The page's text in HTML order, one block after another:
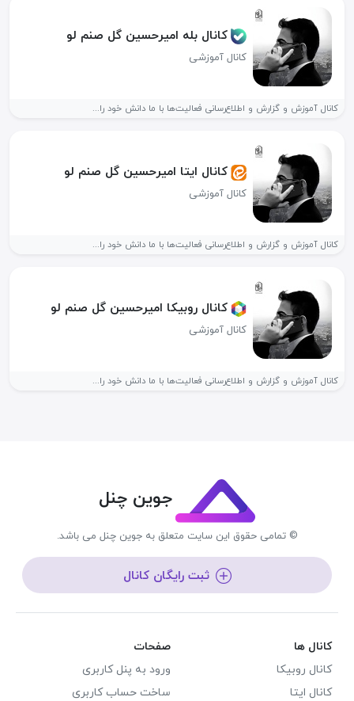
کانال بله امیرحسین گل صنم لو
کانال آموزشی
کانال آموزش و گزارش و اطلاع‌رسانی فعالیت‌ها با ما دانش خود را...
کانال ایتا امیرحسین گل صنم لو
کانال آموزشی
کانال آموزش و گزارش و اطلاع‌رسانی فعالیت‌ها با ما دانش خود را...
کانال روبیکا امیرحسین گل صنم لو
کانال آموزشی
کانال آموزش و گزارش و اطلاع‌رسانی فعالیت‌ها با ما دانش خود را...
جوین چنل
© تمامی حقوق این سایت متعلق به جوین چنل می باشد.
ثبت رایگان کانال
کانال ها
کانال روبیکا
کانال ایتا
صفحات
ورود به پنل کاربری
ساخت حساب کاربری